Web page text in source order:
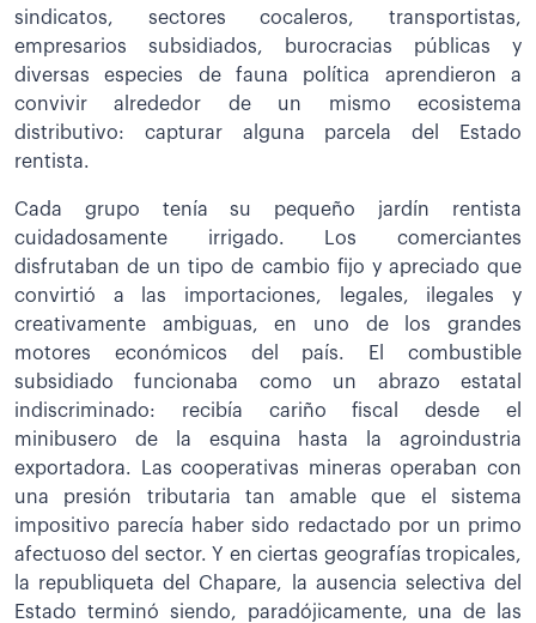
sindicatos, sectores cocaleros, transportistas,
empresarios subsidiados, burocracias públicas y
diversas especies de fauna política aprendieron a
convivir alrededor de un mismo ecosistema
distributivo: capturar alguna parcela del Estado
rentista.
Cada grupo tenía su pequeño jardín rentista
cuidadosamente irrigado. Los comerciantes
disfrutaban de un tipo de cambio fijo y apreciado que
convirtió a las importaciones, legales, ilegales y
creativamente ambiguas, en uno de los grandes
motores económicos del país. El combustible
subsidiado funcionaba como un abrazo estatal
indiscriminado: recibía cariño fiscal desde el
minibusero de la esquina hasta la agroindustria
exportadora. Las cooperativas mineras operaban con
una presión tributaria tan amable que el sistema
impositivo parecía haber sido redactado por un primo
afectuoso del sector. Y en ciertas geografías tropicales,
la republiqueta del Chapare, la ausencia selectiva del
Estado terminó siendo, paradójicamente, una de las